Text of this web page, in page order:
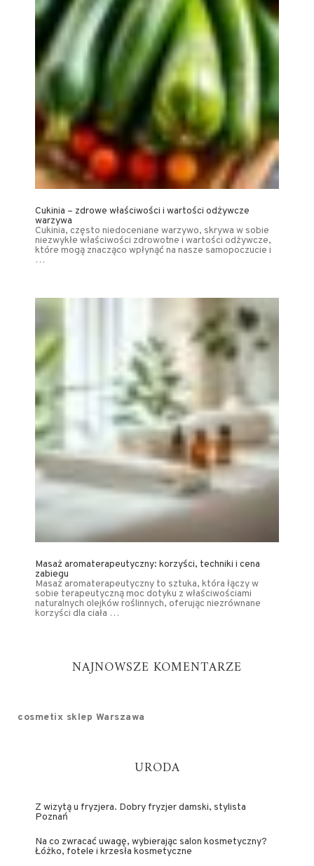
Cukinia – zdrowe właściwości i wartości odżywcze
warzywa
Cukinia, często niedoceniane warzywo, skrywa w sobie
niezwykłe właściwości zdrowotne i wartości odżywcze,
które mogą znacząco wpłynąć na nasze samopoczucie i
…
Masaż aromaterapeutyczny: korzyści, techniki i cena
zabiegu
Masaż aromaterapeutyczny to sztuka, która łączy w
sobie terapeutyczną moc dotyku z właściwościami
naturalnych olejków roślinnych, oferując niezrównane
korzyści dla ciała …
NAJNOWSZE KOMENTARZE
cosmetix sklep Warszawa
URODA
Z wizytą u fryzjera. Dobry fryzjer damski, stylista
Poznań
Na co zwracać uwagę, wybierając salon kosmetyczny?
Łóżko, fotele i krzesła kosmetyczne